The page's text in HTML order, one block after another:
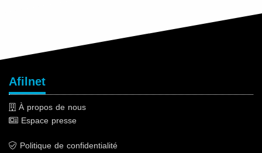
Afilnet
À propos de nous
Espace presse
Politique de confidentialité